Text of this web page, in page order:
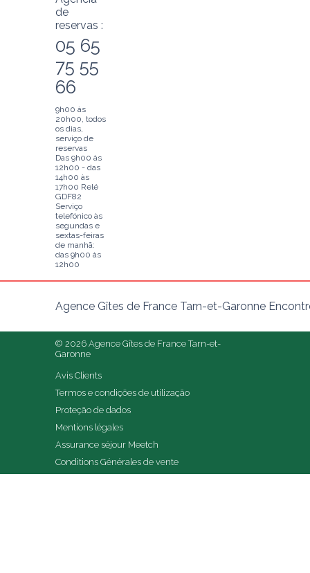
de
reservas :
05 65
75 55
66
9h00 às
20h00, todos
os dias,
serviço de
reservas
Das 9h00 às
12h00 - das
14h00 às
17h00 Relé
GDF82
Serviço
telefónico às
segundas e
sextas-feiras
de manhã:
das 9h00 às
12h00
Agence Gîtes de France Tarn-et-Garonne
© 2026 Agence Gîtes de France Tarn-et-
Garonne
Avis Clients
Termos e condições de utilização
Proteção de dados
Mentions légales
Assurance séjour Meetch
Conditions Générales de vente